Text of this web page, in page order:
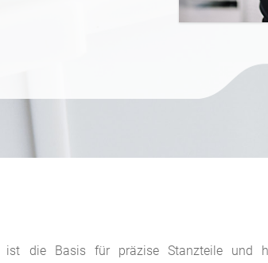
ist die Basis für präzise Stanzteile und